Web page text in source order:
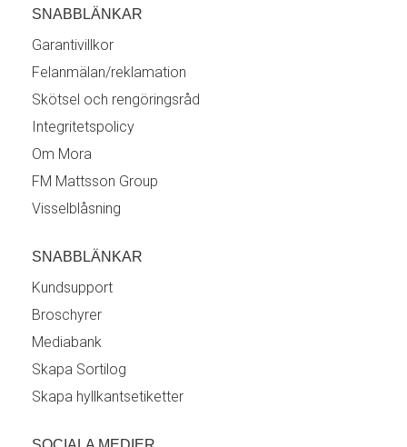
SNABBLÄNKAR
Garantivillkor
Felanmälan/reklamation
Skötsel och rengöringsråd
Integritetspolicy
Om Mora
FM Mattsson Group
Visselblåsning
SNABBLÄNKAR
Kundsupport
Broschyrer
Mediabank
Skapa Sortilog
Skapa hyllkantsetiketter